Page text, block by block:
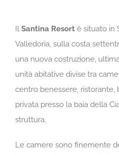
Il Santina Resort è situato in
Valledoria, sulla costa
una nuova costruzione,
unità abitative divise tra
centro benessere, ristorante,
privata presso la baia della
struttura.
Le camere sono finemente